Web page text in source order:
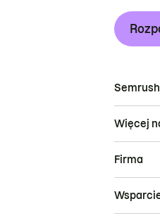
Semrush
Więcej
Firma